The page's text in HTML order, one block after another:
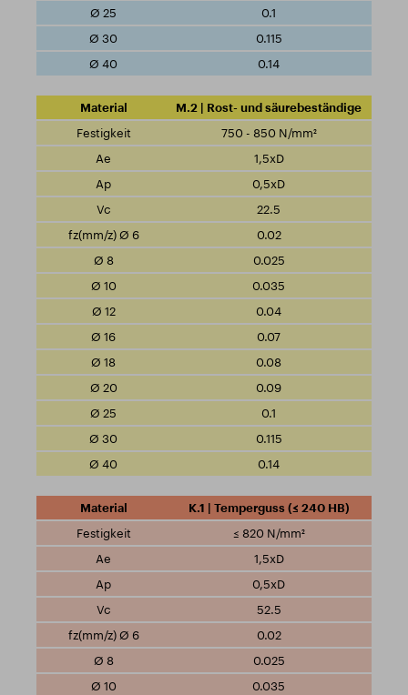
0.1
0.115
0.14
M.2 | Rost- und säurebeständige
750 - 850 N/mm²
1,5xD
0,5xD
22.5
0.02
0.025
0.035
0.04
0.07
0.08
0.09
0.1
0.115
0.14
K.1 | Temperguss (≤ 240 HB)
≤ 820 N/mm²
1,5xD
0,5xD
52.5
0.02
0.025
0.035